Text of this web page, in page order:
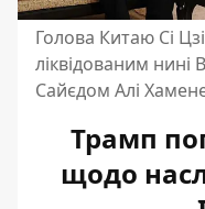
Голова Китаю Сі
ліквідованим нині
Сайєдом Алі
Трамп
щодо